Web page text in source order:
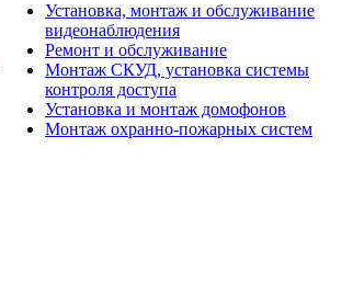
Установка, монтаж и обслуживание
видеонаблюдения
Ремонт и обслуживание
Монтаж СКУД, установка системы
контроля доступа
Установка и монтаж домофонов
Монтаж охранно-пожарных систем